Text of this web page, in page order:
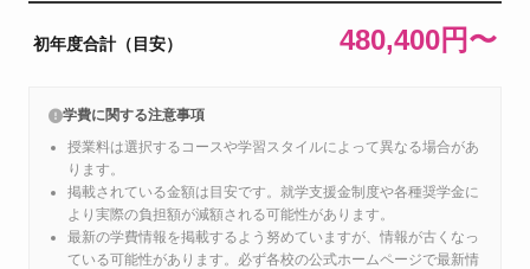
初年度合計（目安） 480,400円〜
学費に関する注意事項
授業料は選択するコースや学習スタイルによって異なる場合があ
ります。
掲載されている金額は目安です。就学支援金制度や各種奨学金に
より実際の負担額が減額される可能性があります。
最新の学費情報を掲載するよう努めていますが、情報が古くなっ
ている可能性があります。必ず各校の公式ホームページで最新情